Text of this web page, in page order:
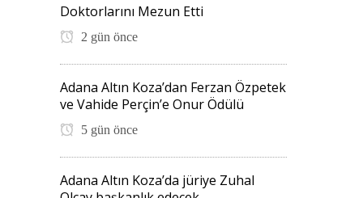
Doktorlarını Mezun Etti
2 gün önce
Adana Altın Koza’dan Ferzan Özpetek
ve Vahide Perçin’e Onur Ödülü
5 gün önce
Adana Altın Koza’da jüriye Zuhal